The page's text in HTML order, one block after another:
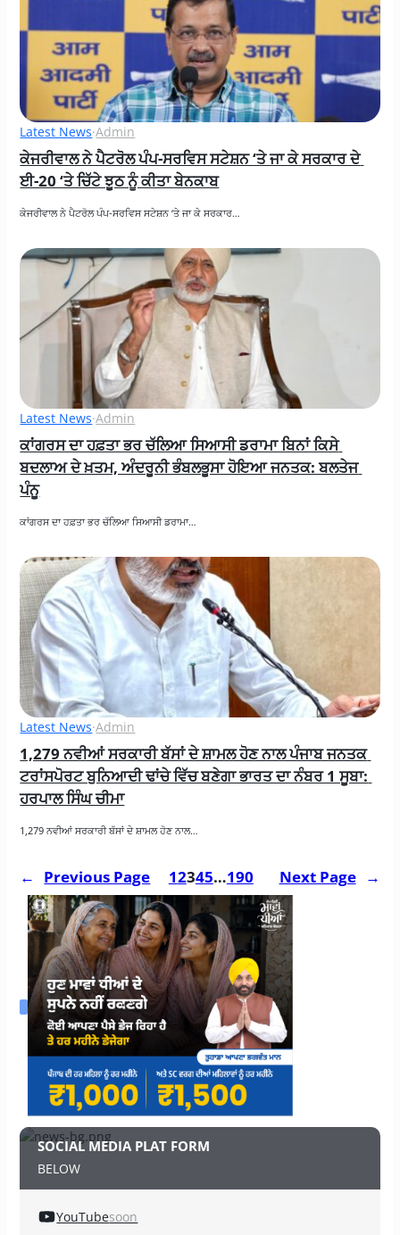
Latest News·Admin
ਕੇਜਰੀਵਾਲ ਨੇ ਪੈਟਰੋਲ ਪੰਪ-ਸਰਵਿਸ ਸਟੇਸ਼ਨ ‘ਤੇ ਜਾ ਕੇ ਸਰਕਾਰ ਦੇ
ਈ-20 ‘ਤੇ ਚਿੱਟੇ ਝੂਠ ਨੂੰ ਕੀਤਾ ਬੇਨਕਾਬ
ਕੇਜਰੀਵਾਲ ਨੇ ਪੈਟਰੋਲ ਪੰਪ-ਸਰਵਿਸ ਸਟੇਸ਼ਨ ‘ਤੇ ਜਾ ਕੇ ਸਰਕਾਰ…
Latest News·Admin
ਕਾਂਗਰਸ ਦਾ ਹਫ਼ਤਾ ਭਰ ਚੱਲਿਆ ਸਿਆਸੀ ਡਰਾਮਾ ਬਿਨਾਂ ਕਿਸੇ
ਬਦਲਾਅ ਦੇ ਖ਼ਤਮ, ਅੰਦਰੂਨੀ ਭੰਬਲਭੂਸਾ ਹੋਇਆ ਜਨਤਕ: ਬਲਤੇਜ
ਪੰਨੂ
ਕਾਂਗਰਸ ਦਾ ਹਫ਼ਤਾ ਭਰ ਚੱਲਿਆ ਸਿਆਸੀ ਡਰਾਮਾ…
Latest News·Admin
1,279 ਨਵੀਆਂ ਸਰਕਾਰੀ ਬੱਸਾਂ ਦੇ ਸ਼ਾਮਲ ਹੋਣ ਨਾਲ ਪੰਜਾਬ ਜਨਤਕ
ਟਰਾਂਸਪੋਰਟ ਬੁਨਿਆਦੀ ਢਾਂਚੇ ਵਿੱਚ ਬਣੇਗਾ ਭਾਰਤ ਦਾ ਨੰਬਰ 1 ਸੂਬਾ:
ਹਰਪਾਲ ਸਿੰਘ ਚੀਮਾ
1,279 ਨਵੀਆਂ ਸਰਕਾਰੀ ਬੱਸਾਂ ਦੇ ਸ਼ਾਮਲ ਹੋਣ ਨਾਲ…
← Previous Page 12345…190 Next Page →
SOCIAL MEDIA PLAT FORM
BELOW
YouTubesoon